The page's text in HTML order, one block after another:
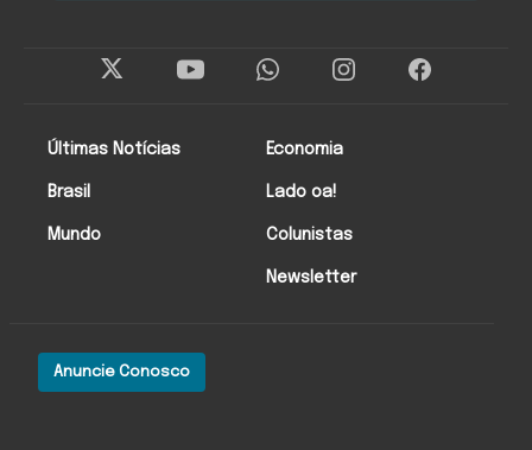
Anuncie Conosco
Últimas Notícias
Brasil
Mundo
Economia
Lado oa!
Colunistas
Newsletter